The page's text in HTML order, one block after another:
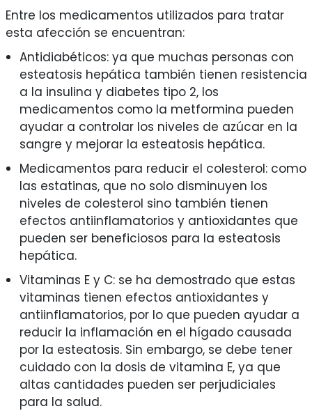
Entre los medicamentos utilizados para tratar
esta afección se encuentran:
Antidiabéticos: ya que muchas personas con
esteatosis hepática también tienen resistencia
a la insulina y diabetes tipo 2, los
medicamentos como la metformina pueden
ayudar a controlar los niveles de azúcar en la
sangre y mejorar la esteatosis hepática.
Medicamentos para reducir el colesterol: como
las estatinas, que no solo disminuyen los
niveles de colesterol sino también tienen
efectos antiinflamatorios y antioxidantes que
pueden ser beneficiosos para la esteatosis
hepática.
Vitaminas E y C: se ha demostrado que estas
vitaminas tienen efectos antioxidantes y
antiinflamatorios, por lo que pueden ayudar a
reducir la inflamación en el hígado causada
por la esteatosis. Sin embargo, se debe tener
cuidado con la dosis de vitamina E, ya que
altas cantidades pueden ser perjudiciales
para la salud.